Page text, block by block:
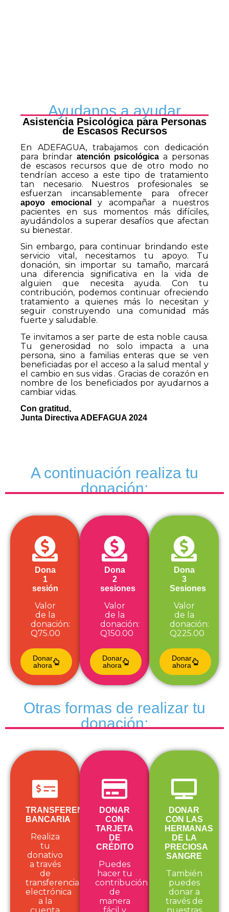
Ayudanos a ayudar
Asistencia Psicológica para Personas
de Escasos Recursos
En ADEFAGUA, trabajamos con dedicación
para brindar atención psicológica a personas
de escasos recursos que de otro modo no
tendrían acceso a este tipo de tratamiento
tan necesario. Nuestros profesionales se
esfuerzan incansablemente para ofrecer
apoyo emocional
y acompañar a nuestros
pacientes en sus momentos más difíciles,
ayudándolos a superar desafíos que afectan
su bienestar.
Sin embargo, para continuar brindando este
servicio vital, necesitamos tu apoyo. Tu
donación, sin importar su tamaño, marcará
una diferencia significativa en la vida de
alguien que necesita ayuda. Con tu
contribución, podemos continuar ofreciendo
tratamiento a quienes más lo necesitan y
seguir construyendo una comunidad más
fuerte y saludable.
Te invitamos a ser parte de esta noble causa.
Tu generosidad no solo impacta a una
persona, sino a familias enteras que se ven
beneficiadas por el acceso a la salud mental y
el cambio en sus vidas . Gracias de corazón en
nombre de los beneficiados por ayudarnos a
cambiar vidas.
Con gratitud,
Junta Directiva ADEFAGUA 2024
A continuación realiza tu
donación:
Dona
1
sesión
Valor
de la
donación:
Q75.00
Donar
ahora
Dona
2
sesiones
Valor
de la
donación:
Q150.00
Donar
ahora
Dona
3
Sesiones
Valor
de la
donación:
Q225.00
Donar
ahora
Otras formas de realizar tu
donación:
TRANSFERENCIA
BANCARIA
Realiza
tu
donativo
a través
de
transferencia
electrónica
a la
DONAR
CON
TARJETA
DE
CRÉDITO
Puedes
hacer tu
contribución
de
manera
DONAR
CON LAS
HERMANAS
DE LA
PRECIOSA
SANGRE
También
puedes
donar a
través de